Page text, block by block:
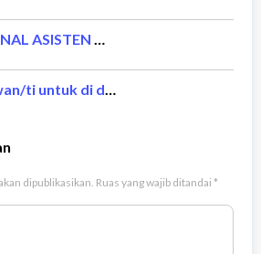
Info Loker PERSONAL ASISTEN MANAGER – PT Tangga Makmur Bersama
Info Loker karyawan/ti untuk di daerah jakarta – Saung Plataran Resto
dipublikasikan. Ruas yang wajib ditandai *